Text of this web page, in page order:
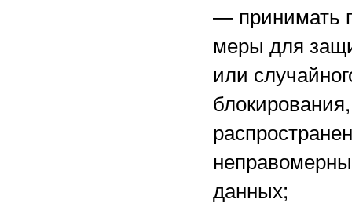
— принимать
меры для
или
данных;